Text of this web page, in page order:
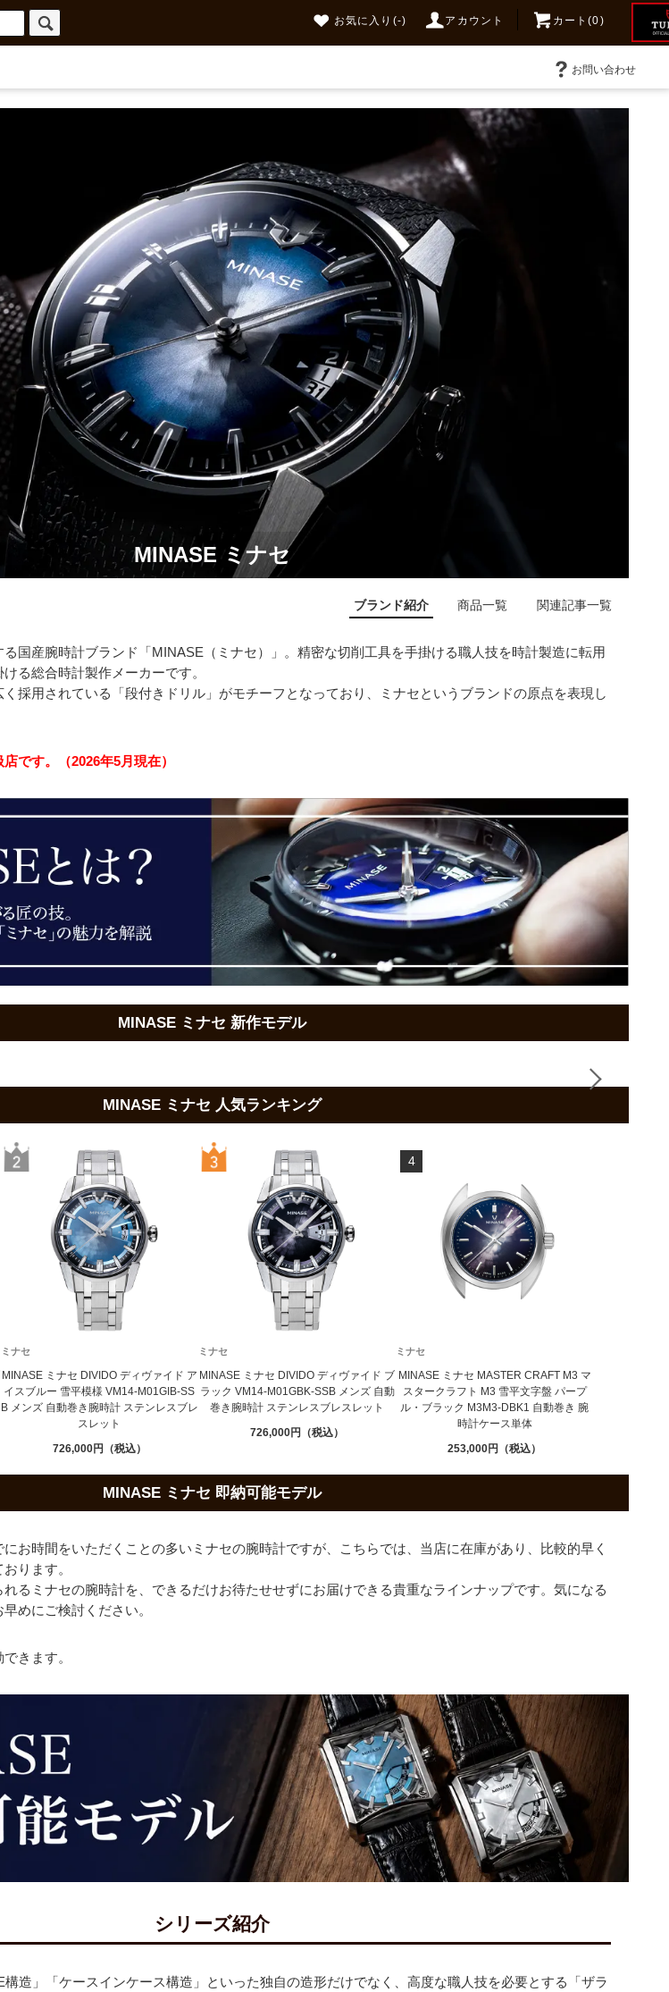
お気に入り (-) アカウント カート(0)
お問い合わせ
MINASE ミナセ
ブランド紹介 商品一覧 関連記事一覧
国産腕時計ブランド「MINASE（ミナセ）」。精密な切削工具を手掛ける職人技を時計製造に転用
る総合時計製作メーカーです。
採用されている「段付きドリル」がモチーフとなっており、ミナセというブランドの原点を表現し
です。（2026年5月現在）
MINASE ミナセ 新作モデル
MINASE ミナセ 人気ランキング
ミナセ
MINASE ミナセ DIVIDO ディヴァイド ア
イスブルー 雪平模様 VM14-M01GIB-SS
B メンズ 自動巻き腕時計 ステンレスブレ
スレット
726,000
ミナセ
MINASE ミナセ DIVIDO ディヴァイド ブ
ラック VM14-M01GBK-SSB メンズ 自動
巻き腕時計 ステンレスブレスレット
726,000
ミナセ
MINASE ミナセ MASTER CRAFT M3 マ
スタークラフト M3 雪平文字盤 パープ
ル・ブラック M3M3-DBK1 自動巻き 腕
時計ケース単体
253,000
4
MINASE ミナセ 即納可能モデル
お時間をいただくことの多いミナセの腕時計ですが、こちらでは、当店に在庫があり、比較的早く
ります。
るミナセの腕時計を、できるだけお待たせせずにお届けできる貴重なラインナップです。気になる
めにご検討ください。
きます。
シリーズ紹介
造」「ケースインケース構造」といった独自の造形だけでなく、高度な職人技を必要とする「ザラ